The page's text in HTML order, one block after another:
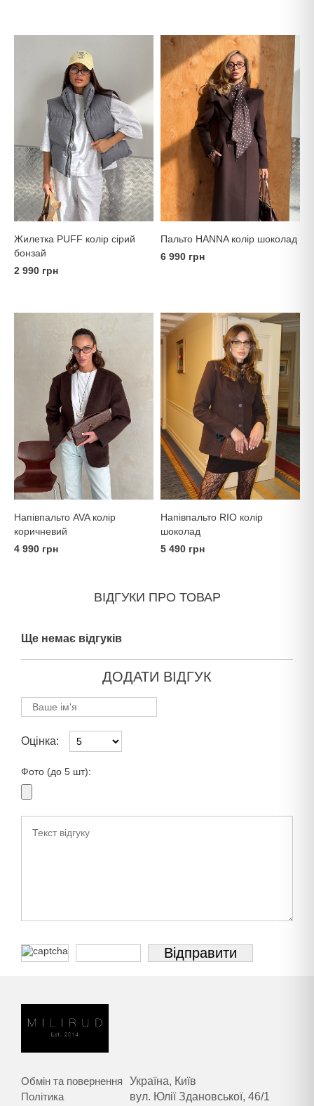
Жилетка PUFF колір сірий
бонзай
2 990 грн
Пальто HANNA колір шоколад
6 990 грн
Напівпальто AVA колір
коричневий
4 990 грн
Напівпальто RIO колір
шоколад
5 490 грн
ВІДГУКИ ПРО ТОВАР
Ще немає відгуків
ДОДАТИ ВІДГУК
Оцінка:
Фото (до 5 шт):
Обмін та повернення
Політика
Україна, Київ
вул. Юлії Здановської, 46/1